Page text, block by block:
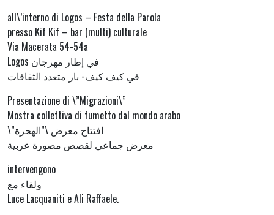
all\’interno di Logos – Festa della Parola
presso Kif Kif – bar (multi) culturale
Via Macerata 54-54a
Logos في إطار مهرجان
في كيف كيف- بار متعدد الثقافات
Presentazione di \”Migrazioni\”
Mostra collettiva di fumetto dal mondo arabo
\”افتتاح معرض \”الهجرة
معرض جماعي لقصص مصورة عربية
intervengono
ولقاء مع
Luce Lacquaniti e Ali Raffaele.